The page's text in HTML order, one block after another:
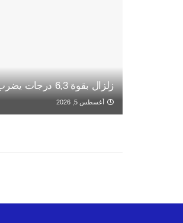
زلزال بقوة 6,3 درجات يضرب جنوب الفيليبين
أغسطس 5, 2026